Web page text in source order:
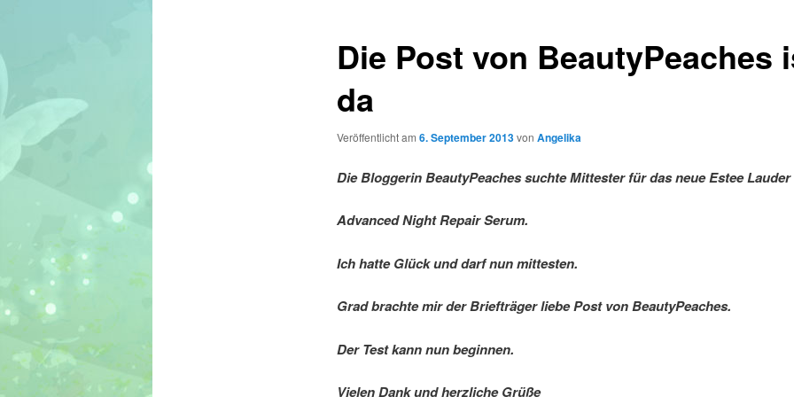
Die Post von BeautyPeaches
da
Veröffentlicht am 6. September 2013von Angelika
Die Bloggerin BeautyPeaches suchte Mittester für das neue Estee Lauder
Advanced Night Repair Serum.
Ich hatte Glück und darf nun mittesten.
Grad brachte mir der Briefträger liebe Post von BeautyPeaches.
Der Test kann nun beginnen.
Vielen Dank und herzliche Grüße